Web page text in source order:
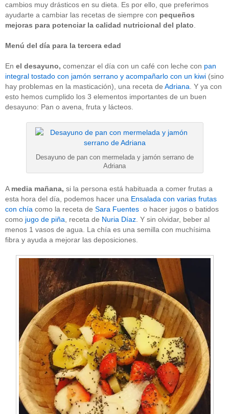
cambios muy drásticos en su dieta. Es por ello, que preferimos
ayudarte a cambiar las recetas de siempre con pequeños
mejoras para potenciar la calidad nutricional del plato
Menú del día para la tercera edad
En el desayuno, comenzar el día con un café con leche con pan
integral tostado con jamón serrano y acompañarlo con un kiwi (sino
hay problemas en la masticación), una receta de Adriana . Y ya con
esto hemos cumplido los 3 elementos importantes de un buen
desayuno: Pan o avena, fruta y lácteos.
Desayuno de pan con mermelada y jamón serrano de
Adriana
A media mañana, si la persona está habituada a comer frutas a
esta hora del día, podemos hacer una Ensalada con varias frutas
con chía como la receta de Sara Fuentes o hacer jugos o batidos
como jugo de piña , receta de Nuria Díaz . Y sin olvidar, beber al
menos 1 vasos de agua. La chía es una semilla con muchísima
fibra y ayuda a mejorar las deposiciones.